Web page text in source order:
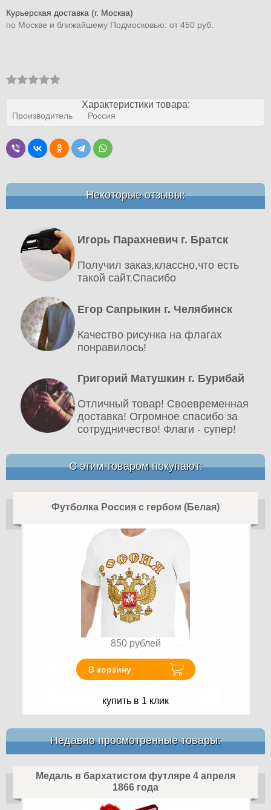
Курьерская доставка (г. Москва)
по Москве и ближайшему Подмосковью: от 450 руб.
Характеристики товара:
Производитель Россия
Некоторые отзывы:
Игорь Парахневич г. Братск
Получил заказ,классно,что есть
такой сайт.Спасибо
Егор Сапрыкин г. Челябинск
Качество рисунка на флагах
понравилось!
Григорий Матушкин г. Бурибай
Отличный товар! Своевременная
доставка! Огромное спасибо за
сотрудничество! Флаги - супер!
С этим товаром покупают:
Футболка Россия с гербом (Белая)
850 рублей
В корзину
купить в 1 клик
Недавно просмотренные товары:
Медаль в бархатистом футляре 4 апреля
1866 года